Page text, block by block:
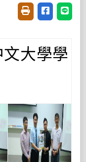
友善列印(開新視
分享至臉書
分享
大學學